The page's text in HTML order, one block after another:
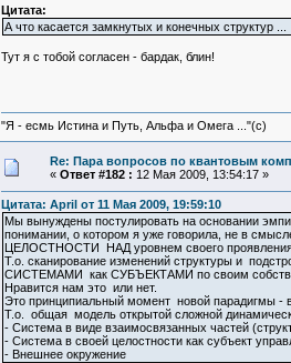
Цитата:
А что касается замкнутых и конечных структур ...
Тут я с тобой согласен - бардак, блин!
"Я - есмь Истина и Путь, Альфа и Омега ..."(с)
Re: Пара вопросов по квантовым
« Ответ #182 : 12 Мая 2009, 13:54:17 »
Цитата: April от 11 Мая 2009, 19:59:10
Мы вынуждены постулировать на основании
понимании, о котором я уже говорила, не в
ЦЕЛОСТНОСТИ НАД уровнем своего проявления
Т.о. сканирование изменений структуры и
СИСТЕМАМИ как СУБЪЕКТАМИ по своим
Нравится нам это или нет.
Это принципиальный момент новой парадигмы
Т.о. общая модель открытой сложной
- Система в виде взаимосвязанных частей
- Система в своей целостности как субъект
- Внешнее окружение